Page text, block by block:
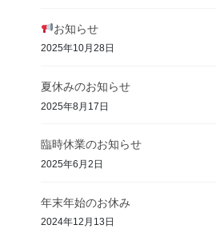
お知らせ
2025年10月28日
夏休みのお知らせ
2025年8月17日
臨時休業のお知らせ
2025年6月2日
年末年始のお休み
2024年12月13日